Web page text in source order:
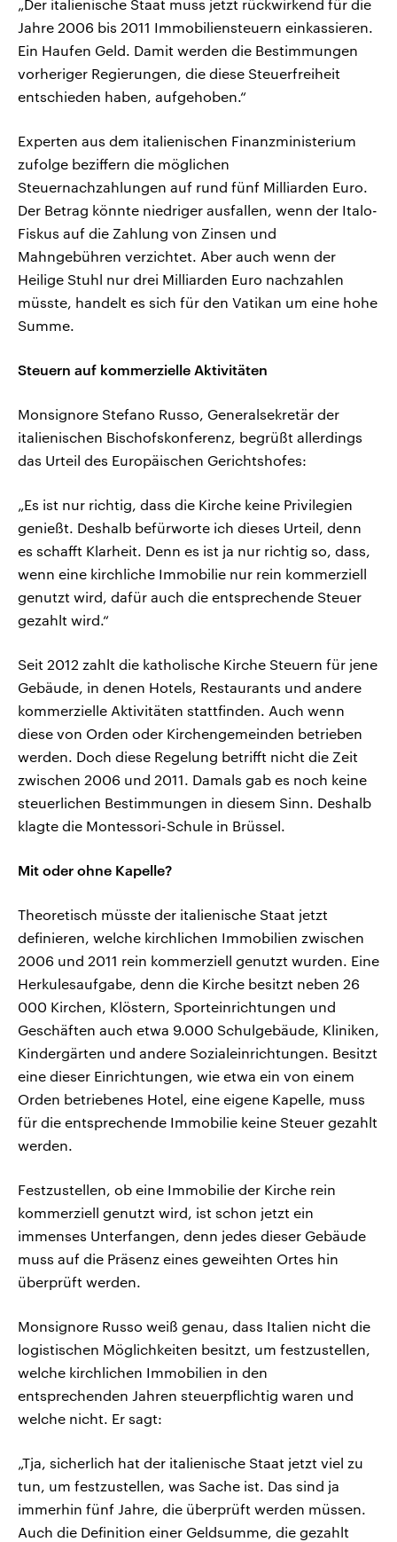
„Der italienische Staat muss jetzt rückwirkend für die
Jahre 2006 bis 2011 Immobiliensteuern einkassieren.
Ein Haufen Geld. Damit werden die Bestimmungen
vorheriger Regierungen, die diese Steuerfreiheit
entschieden haben, aufgehoben.“
Experten aus dem italienischen Finanzministerium
zufolge beziffern die möglichen
Steuernachzahlungen auf rund fünf Milliarden Euro.
Der Betrag könnte niedriger ausfallen, wenn der Italo-
Fiskus auf die Zahlung von Zinsen und
Mahngebühren verzichtet. Aber auch wenn der
Heilige Stuhl nur drei Milliarden Euro nachzahlen
müsste, handelt es sich für den Vatikan um eine hohe
Summe.
Steuern auf kommerzielle Aktivitäten
Monsignore Stefano Russo, Generalsekretär der
italienischen Bischofskonferenz, begrüßt allerdings
das Urteil des Europäischen Gerichtshofes:
„Es ist nur richtig, dass die Kirche keine Privilegien
genießt. Deshalb befürworte ich dieses Urteil, denn
es schafft Klarheit. Denn es ist ja nur richtig so, dass,
wenn eine kirchliche Immobilie nur rein kommerziell
genutzt wird, dafür auch die entsprechende Steuer
gezahlt wird.“
Seit 2012 zahlt die katholische Kirche Steuern für jene
Gebäude, in denen Hotels, Restaurants und andere
kommerzielle Aktivitäten stattfinden. Auch wenn
diese von Orden oder Kirchengemeinden betrieben
werden. Doch diese Regelung betrifft nicht die Zeit
zwischen 2006 und 2011. Damals gab es noch keine
steuerlichen Bestimmungen in diesem Sinn. Deshalb
klagte die Montessori-Schule in Brüssel.
Mit oder ohne Kapelle?
Theoretisch müsste der italienische Staat jetzt
definieren, welche kirchlichen Immobilien zwischen
2006 und 2011 rein kommerziell genutzt wurden. Eine
Herkulesaufgabe, denn die Kirche besitzt neben 26
000 Kirchen, Klöstern, Sporteinrichtungen und
Geschäften auch etwa 9.000 Schulgebäude, Kliniken,
Kindergärten und andere Sozialeinrichtungen. Besitzt
eine dieser Einrichtungen, wie etwa ein von einem
Orden betriebenes Hotel, eine eigene Kapelle, muss
für die entsprechende Immobilie keine Steuer gezahlt
werden.
Festzustellen, ob eine Immobilie der Kirche rein
kommerziell genutzt wird, ist schon jetzt ein
immenses Unterfangen, denn jedes dieser Gebäude
muss auf die Präsenz eines geweihten Ortes hin
überprüft werden.
Monsignore Russo weiß genau, dass Italien nicht die
logistischen Möglichkeiten besitzt, um festzustellen,
welche kirchlichen Immobilien in den
entsprechenden Jahren steuerpflichtig waren und
welche nicht. Er sagt:
„Tja, sicherlich hat der italienische Staat jetzt viel zu
tun, um festzustellen, was Sache ist. Das sind ja
immerhin fünf Jahre, die überprüft werden müssen.
Auch die Definition einer Geldsumme, die gezahlt